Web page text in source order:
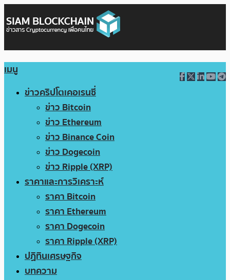
เมนู
ข่าวคริปโตเคอเรนซี่
ข่าว Bitcoin
ข่าว Ethereum
ข่าว Binance Coin
ข่าว Dogecoin
ข่าว Ripple (XRP)
ราคาและการวิเคราะห์
ราคา Bitcoin
ราคา Ethereum
ราคา Dogecoin
ราคา Ripple (XRP)
ปฏิทินเศรษฐกิจ
บทความ